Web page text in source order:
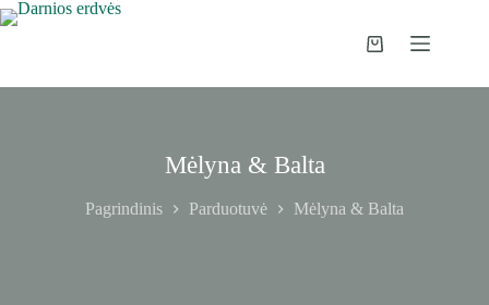
Pereiti
prie
Pirkinių
Mėlyna & Balta
Pagrindinis Parduotuvė Mėlyna & Balta